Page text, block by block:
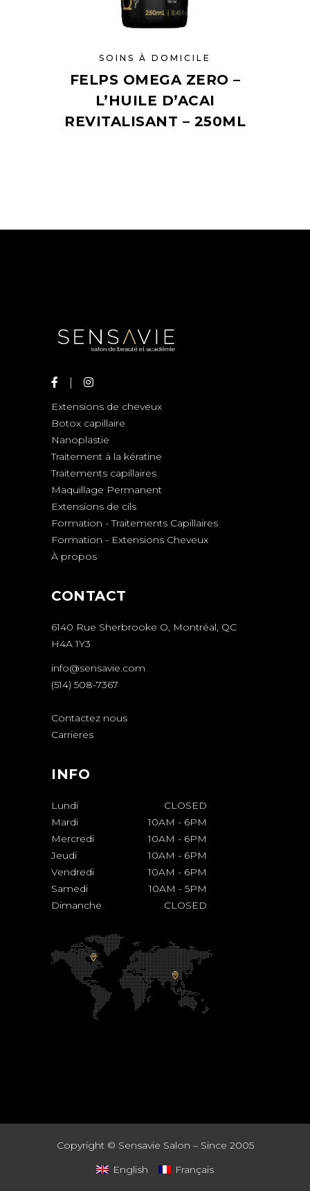
SOINS À DOMICILE
FELPS OMEGA ZERO –
L’HUILE D’ACAI
REVITALISANT – 250ML
Extensions de cheveux
Botox capillaire
Nanoplastie
Traitement à la kératine
Traitements capillaires
Maquillage Permanent
Extensions de cils
Formation - Traitements Capillaires
Formation - Extensions Cheveux
À propos
CONTACT
6140 Rue Sherbrooke O, Montréal, QC
H4A 1Y3
info@sensavie.com
(514) 508-7367
Contactez nous
Carrieres
INFO
Lundi
CLOSED
Mardi
10AM - 6PM
Mercredi
10AM - 6PM
Jeudi
10AM - 6PM
Vendredi
10AM - 6PM
Samedi
10AM - 5PM
Dimanche
CLOSED
Copyright © Sensavie Salon – Since 2005
English
Français